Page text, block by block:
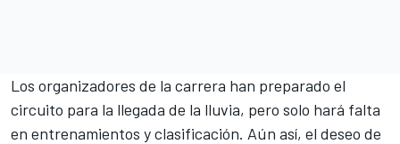
Los organizadores de la carrera han preparado el
circuito para la llegada de la lluvia, pero solo hará falta
en entrenamientos y clasificación. Aún así, el deseo de